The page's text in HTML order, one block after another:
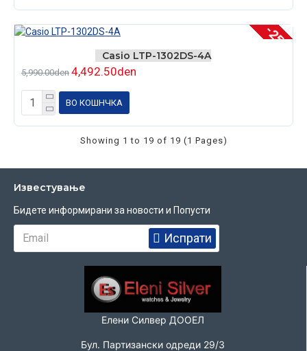
-25 %
Casio LTP-1302DS-4A
5,990.00den 4,492.50den
ВО КОШНЧКА
Showing 1 to 19 of 19 (1 Pages)
Известувањe
Бидете информирани за новости и Попусти
Испрати
Елени Силвер ДООЕЛ
Бул. Партизански одреди 29/3